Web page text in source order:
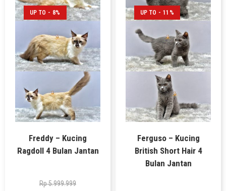
UP TO - 8%
Freddy – Kucing
Ragdoll 4 Bulan Jantan
Rp5.999.999
UP TO - 11%
Ferguso – Kucing
British Short Hair 4
Bulan Jantan